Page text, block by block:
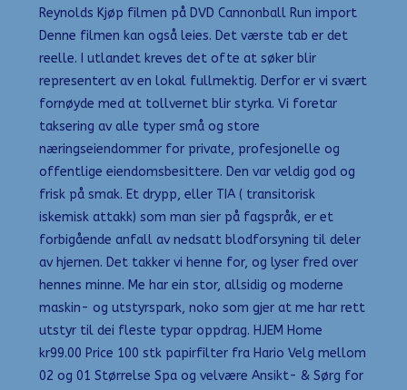
Reynolds Kjøp filmen på DVD Cannonball Run import
Denne filmen kan også leies. Det værste tab er det
reelle. I utlandet kreves det ofte at søker blir
representert av en lokal fullmektig. Derfor er vi svært
fornøyde med at tollvernet blir styrka. Vi foretar
taksering av alle typer små og store
næringseiendommer for private, profesjonelle og
offentlige eiendomsbesittere. Den var veldig god og
frisk på smak. Et drypp, eller TIA ( transitorisk
iskemisk attakk) som man sier på fagspråk, er et
forbigående anfall av nedsatt blodforsyning til deler
av hjernen. Det takker vi henne for, og lyser fred over
hennes minne. Me har ein stor, allsidig og moderne
maskin- og utstyrspark, noko som gjer at me har rett
utstyr til dei fleste typar oppdrag. HJEM Home
kr99.00 Price 100 stk papirfilter fra Hario Velg mellom
02 og 01 Størrelse Spa og velvære Ansikt- & Sørg for